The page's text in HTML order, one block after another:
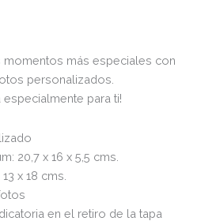
momentos más especiales con
personalizados.
para ti!
20,7 x 16 x 5,5 cms.
x 18 cms.
en el retiro de la tapa